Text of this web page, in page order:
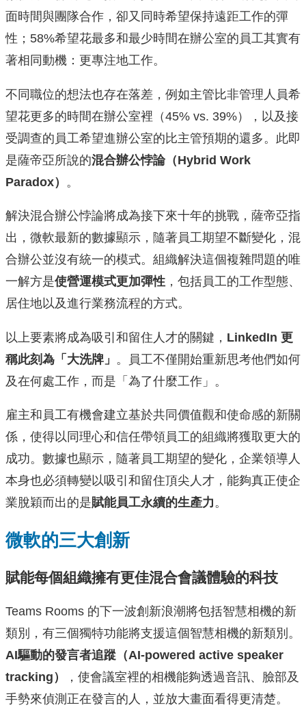
面時間與團隊合作，卻又同時希望保持遠距工作的彈
性；58%希望花最多和最少時間在辦公室的員工其實有
著相同動機：更專注地工作。
不同職位的想法也存在落差，例如主管比非管理人員希
望花更多的時間在辦公室裡（45% vs. 39%），以及接
受調查的員工希望進辦公室的比主管預期的還多。此即
是薩帝亞所說的混合辦公悖論（Hybrid Work
Paradox） 。
解決混合辦公悖論將成為接下來十年的挑戰，薩帝亞指
出，微軟最新的數據顯示，隨著員工期望不斷變化，混
合辦公並沒有統一的模式。組織解決這個複雜問題的唯
一解方是使營運模式更加彈性 ，包括員工的工作型態、
居住地以及進行業務流程的方式。
以上要素將成為吸引和留住人才的關鍵， LinkedIn 更
稱此刻為「大洗牌」 。員工不僅開始重新思考他們如何
及在何處工作，而是「為了什麼工作」。
雇主和員工有機會建立基於共同價值觀和使命感的新關
係，使得以同理心和信任帶領員工的組織將獲取更大的
成功。數據也顯示，隨著員工期望的變化，企業領導人
本身也必須轉變以吸引和留住頂尖人才，能夠真正使企
業脫穎而出的是賦能員工永續的生產力。
微軟的三大創新
賦能每個組織擁有更佳混合會議體驗的科技
Teams Rooms 的下一波創新浪潮將包括智慧相機的新
類別，有三個獨特功能將支援這個智慧相機的新類別。
AI驅動的發言者追蹤（AI-powered active speaker
tracking）
，使會議室裡的相機能夠透過音訊、臉部及
手勢來偵測正在發言的人，並放大畫面看得更清楚。